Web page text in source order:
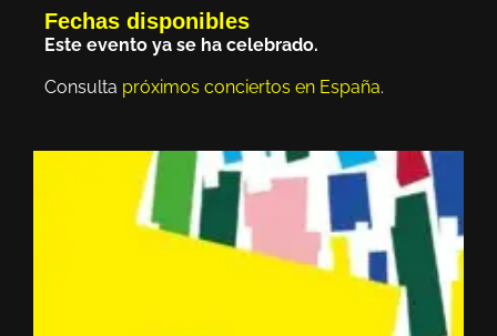
Fechas disponibles
Este evento ya se ha celebrado.
Consulta próximos conciertos en España.